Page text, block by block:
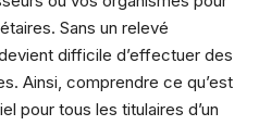
Sans un relevé
difficile d’effectuer des
Ainsi, comprendre ce qu’est
pour tous les titulaires d’un